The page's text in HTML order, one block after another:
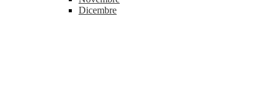
Dicembre